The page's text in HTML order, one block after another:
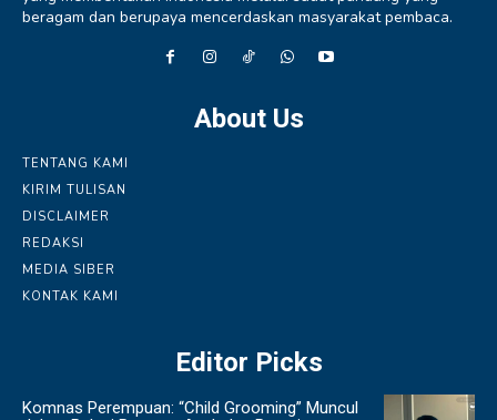
beragam dan berupaya mencerdaskan masyarakat pembaca.
About Us
TENTANG KAMI
KIRIM TULISAN
DISCLAIMER
REDAKSI
MEDIA SIBER
KONTAK KAMI
Editor Picks
Komnas Perempuan: “Child Grooming” Muncul